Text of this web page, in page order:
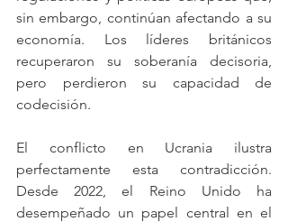
sin embargo, continúan afectando a su
economía. Los líderes británicos
recuperaron su soberanía decisoria,
pero perdieron su capacidad de
codecisión.
El conflicto en Ucrania ilustra
perfectamente esta contradicción.
Desde 2022, el Reino Unido ha
desempeñado un papel central en el